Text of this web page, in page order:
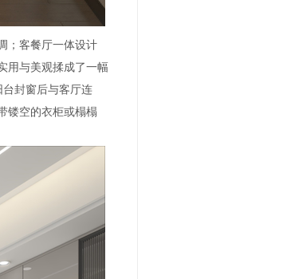
；客餐厅一体设计
用与美观揉成了一幅
封窗后与客厅连
镂空的衣柜或榻榻